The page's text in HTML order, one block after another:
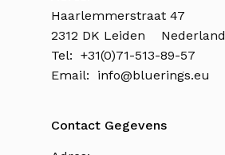
Haarlemmerstraat 47
2312 DK Leiden Nederland
Tel: +31(0)71-513-89-57
Email: info@bluerings.eu
Contact Gegevens